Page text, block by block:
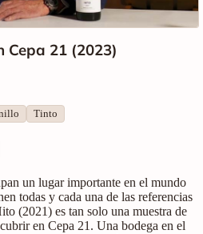
Cepa 21 (2023)
Tinto
un lugar importante en el mundo
todas y cada una de las referencias
(2021) es tan solo una muestra de
en Cepa 21. Una bodega en el